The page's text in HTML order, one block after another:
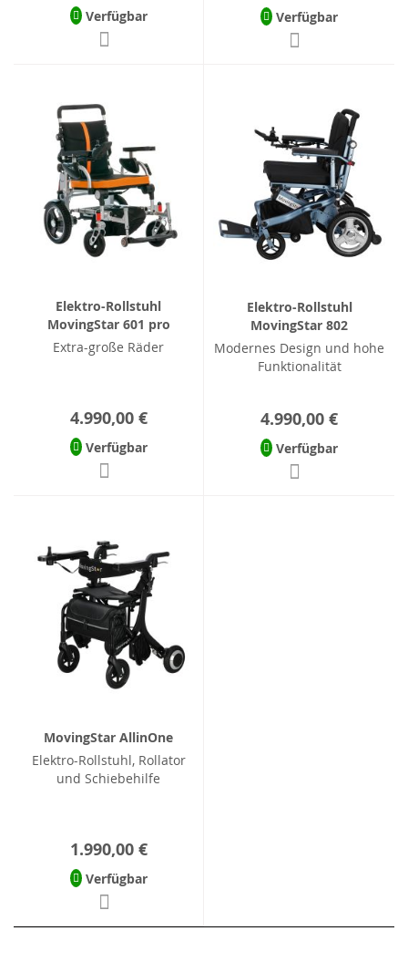
Verfügbar Verfügbar
Elektro-Rollstuhl
MovingStar 601 pro
Extra-große Räder
4.990,00 €
Verfügbar
Elektro-Rollstuhl
MovingStar 802
Modernes Design und hohe
Funktionalität
4.990,00 €
Verfügbar
MovingStar AllinOne
Elektro-Rollstuhl, Rollator
und Schiebehilfe
1.990,00 €
Verfügbar